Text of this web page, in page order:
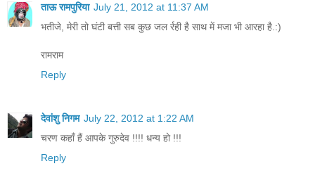
ताऊ रामपुरिया July 21, 2012 at 11:37 AM
भतीजे, मेरी तो घंटी बत्ती सब कुछ जल र्रही है साथ में मजा भी आरहा है.:)
रामराम
Reply
देवांशु निगम July 22, 2012 at 1:22 AM
चरण कहाँ हैं आपके गुरुदेव !!!! धन्य हो !!!
Reply